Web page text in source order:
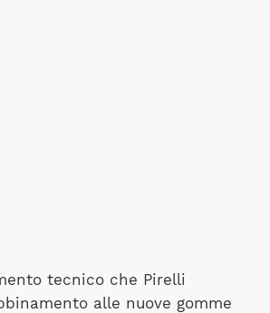
tecnico che Pirelli
alle nuove gomme